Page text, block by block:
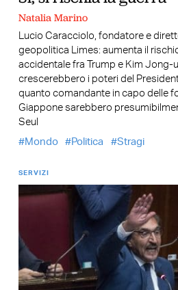
Natalia Marino
Lucio Caracciolo, fondatore e
geopolitica Limes: aumenta il
accidentale fra Trump e Kim Jong-
crescerebbero i poteri del
quanto comandante in capo delle
Giappone sarebbero
Seul
Mondo
Politica Stragi
SERVIZI